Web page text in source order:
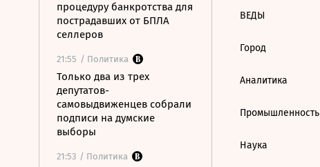
процедуру банкротства для
пострадавших от БПЛА
селлеров
21:55 / Политика
Только два из трех
депутатов-
самовыдвиженцев собрали
подписи на думские
выборы
21:53 / Политика
ВЕДЫ
Город
Аналитика
Промышленность
Наука